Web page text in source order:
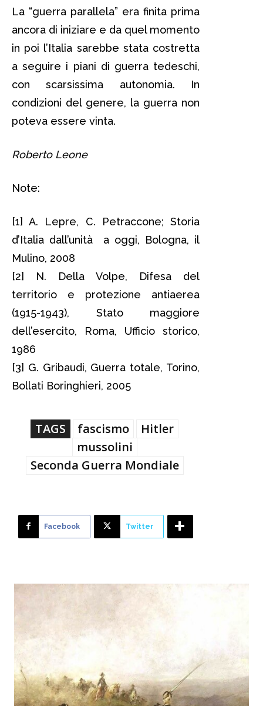
La “guerra parallela” era finita prima
ancora di iniziare e da quel momento
in poi l’Italia sarebbe stata costretta
a seguire i piani di guerra tedeschi,
con scarsissima autonomia. In
condizioni del genere, la guerra non
poteva essere vinta.
Roberto Leone
Note:
[1] A. Lepre, C. Petraccone; Storia
d’Italia dall’unità a oggi, Bologna, il
Mulino, 2008
[2] N. Della Volpe, Difesa del
territorio e protezione antiaerea
(1915-1943), Stato maggiore
dell’esercito, Roma, Ufficio storico,
1986
[3] G. Gribaudi, Guerra totale, Torino,
Bollati Boringhieri, 2005
TAGS fascismo
Hitler
mussolini
Seconda Guerra Mondiale
Facebook Twitter